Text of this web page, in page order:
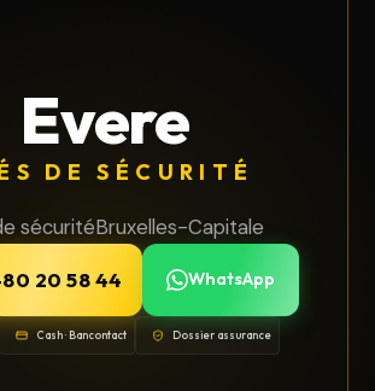
Evere
DE SÉCURITÉ
sécuritéBruxelles-Capitale
20 58 44 WhatsApp
Cash · Bancontact Dossier assurance